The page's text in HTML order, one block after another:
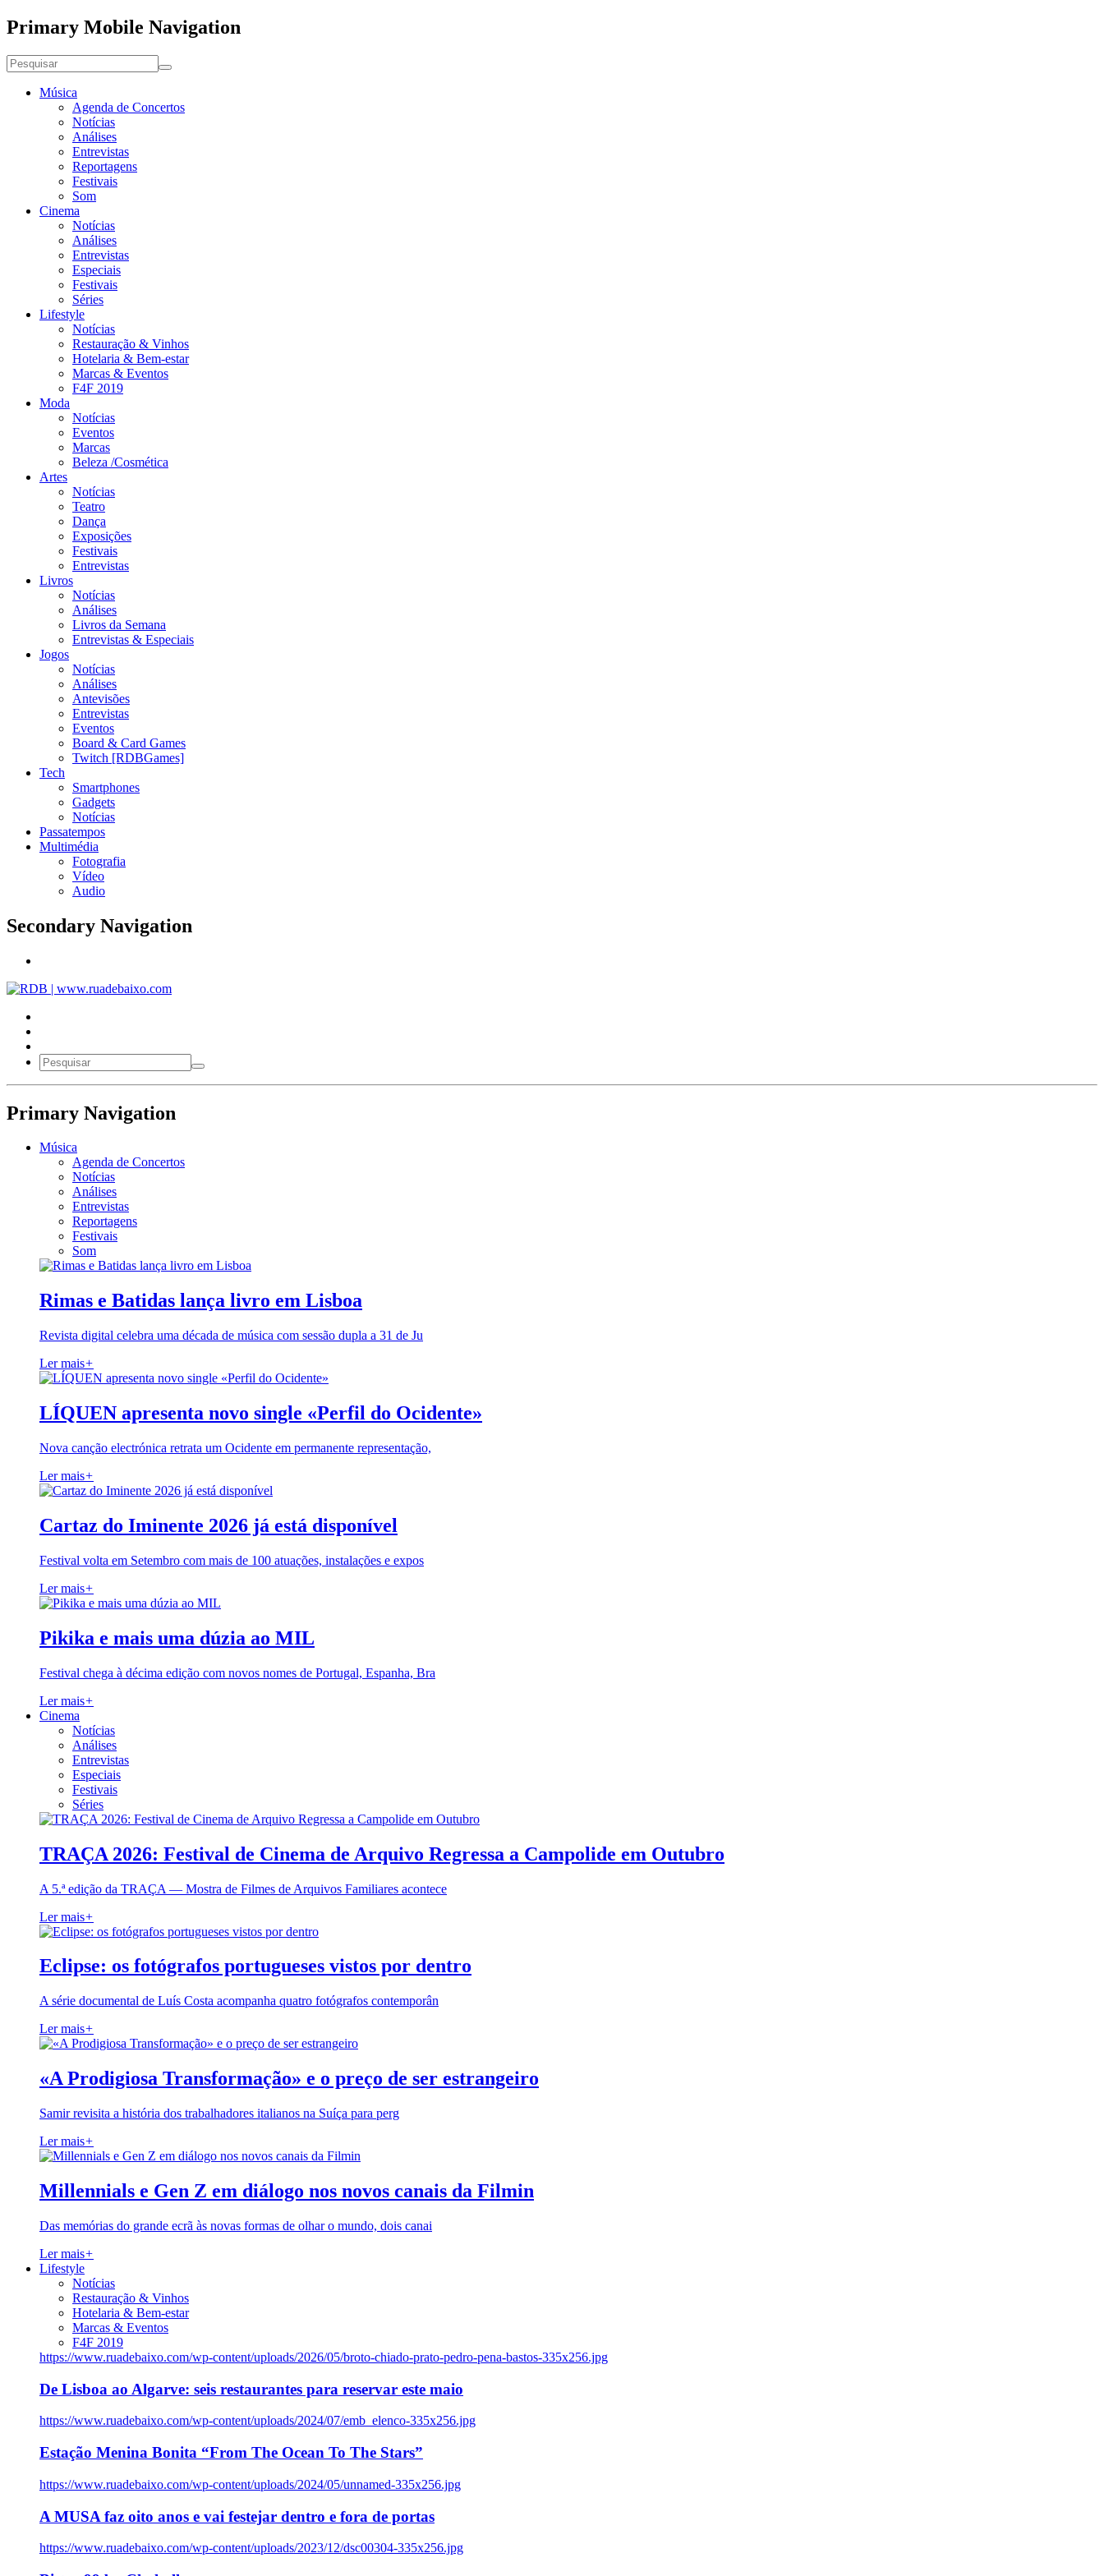
Primary Mobile Navigation
Música
Agenda de Concertos
Notícias
Análises
Entrevistas
Reportagens
Festivais
Som
Cinema
Notícias
Análises
Entrevistas
Especiais
Festivais
Séries
Lifestyle
Notícias
Restauração & Vinhos
Hotelaria & Bem-estar
Marcas & Eventos
F4F 2019
Moda
Notícias
Eventos
Marcas
Beleza /Cosmética
Artes
Notícias
Teatro
Dança
Exposições
Festivais
Entrevistas
Livros
Notícias
Análises
Livros da Semana
Entrevistas & Especiais
Jogos
Notícias
Análises
Antevisões
Entrevistas
Eventos
Board & Card Games
Twitch [RDBGames]
Tech
Smartphones
Gadgets
Notícias
Passatempos
Multimédia
Fotografia
Vídeo
Audio
Secondary Navigation
Primary Navigation
Música
Agenda de Concertos
Notícias
Análises
Entrevistas
Reportagens
Festivais
Som
Rimas e Batidas lança livro em Lisboa
Revista digital celebra uma década de música com sessão dupla a 31 de Ju
Ler mais+
LÍQUEN apresenta novo single «Perfil do Ocidente»
Nova canção electrónica retrata um Ocidente em permanente representação,
Ler mais+
Cartaz do Iminente 2026 já está disponível
Festival volta em Setembro com mais de 100 atuações, instalações e expos
Ler mais+
Pikika e mais uma dúzia ao MIL
Festival chega à décima edição com novos nomes de Portugal, Espanha, Bra
Ler mais+
Cinema
Notícias
Análises
Entrevistas
Especiais
Festivais
Séries
TRAÇA 2026: Festival de Cinema de Arquivo Regressa a Campolide em Outubro
A 5.ª edição da TRAÇA — Mostra de Filmes de Arquivos Familiares acontece
Ler mais+
Eclipse: os fotógrafos portugueses vistos por dentro
A série documental de Luís Costa acompanha quatro fotógrafos contemporân
Ler mais+
«A Prodigiosa Transformação» e o preço de ser estrangeiro
Samir revisita a história dos trabalhadores italianos na Suíça para perg
Ler mais+
Millennials e Gen Z em diálogo nos novos canais da Filmin
Das memórias do grande ecrã às novas formas de olhar o mundo, dois canai
Ler mais+
Lifestyle
Notícias
Restauração & Vinhos
Hotelaria & Bem-estar
Marcas & Eventos
F4F 2019
https://www.ruadebaixo.com/wp-content/uploads/2026/05/broto-chiado-prato-pedro-pena-bastos-335x256.jpg
De Lisboa ao Algarve: seis restaurantes para reservar este maio
https://www.ruadebaixo.com/wp-content/uploads/2024/07/emb_elenco-335x256.jpg
Estação Menina Bonita “From The Ocean To The Stars”
https://www.ruadebaixo.com/wp-content/uploads/2024/05/unnamed-335x256.jpg
A MUSA faz oito anos e vai festejar dentro e fora de portas
https://www.ruadebaixo.com/wp-content/uploads/2023/12/dsc00304-335x256.jpg